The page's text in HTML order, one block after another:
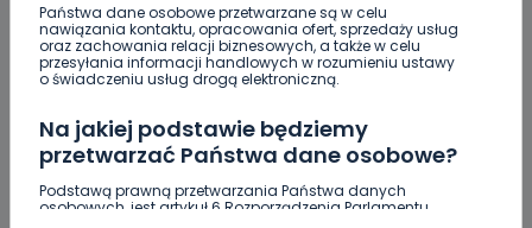
Państwa dane osobowe przetwarzane są w celu
nawiązania kontaktu, opracowania ofert, sprzedaży usług
oraz zachowania relacji biznesowych, a także w celu
przesyłania informacji handlowych w rozumieniu ustawy
o świadczeniu usług drogą elektroniczną.
Na jakiej podstawie będziemy
przetwarzać Państwa dane osobowe?
Podstawą prawną przetwarzania Państwa danych
osobowych, jest artykuł 6 Rozporządzenia Parlamentu
SKOPIUJ LINK